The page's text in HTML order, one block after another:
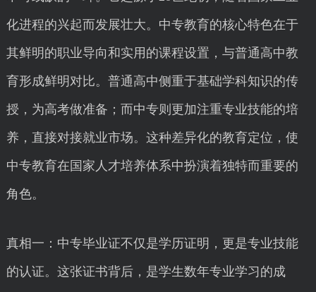
化进程的兴起而发展壮大。中专教育的核心特色在于
其鲜明的职业导向和实用的课程设置，与普通高中教
育形成鲜明对比。普通高中侧重于基础学科知识的传
授，为高考做准备；而中专则更加注重专业技能的培
养，直接对接就业市场。这种差异化的教育定位，使
中专教育在国家人才培养体系中扮演着独特而重要的
角色。
真相一：中专毕业证不仅是学历证明，更是专业技能
的认证。这张证书背后，是学生数年专业学习的成